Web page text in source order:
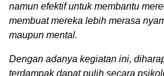
namun efektif untuk membantu
membuat mereka lebih merasa
maupun mental.
Dengan adanya kegiatan ini,
terdampak dapat pulih secara